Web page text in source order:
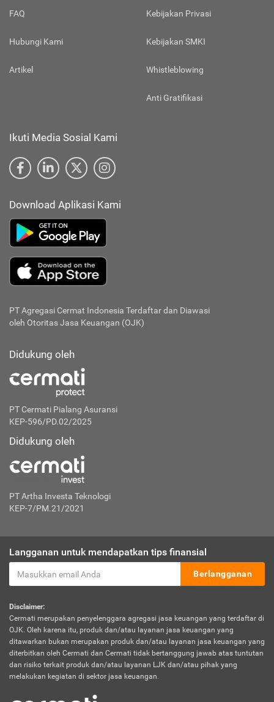
FAQ
Hubungi Kami
Artikel
Kebijakan Privasi
Kebijakan SMKI
Whistleblowing
Anti Gratifikasi
Ikuti Media Sosial Kami
Download Aplikasi Kami
PT Agregasi Cermat Indonesia Terdaftar dan Diawasi
oleh Otoritas Jasa Keuangan (OJK)
Didukung oleh
PT Cermati Pialang Asuransi
KEP-596/PD.02/2025
Didukung oleh
PT Artha Investa Teknologi
KEP-7/PM.21/2021
Langganan untuk mendapatkan tips finansial
Berlangganan
Disclaimer:
Cermati merupakan penyelenggara agregasi jasa keuangan yang terdaftar di
OJK. Oleh karena itu, produk dan/atau layanan jasa keuangan yang
ditawarkan bukan merupakan produk dan/atau layanan jasa keuangan yang
diterbitkan oleh Cermati dan Cermati tidak bertanggung jawab atas tuntutan
dan risiko terkait produk dan/atau layanan LJK dan/atau pihak yang
melakukan kegiatan di sektor jasa keuangan.